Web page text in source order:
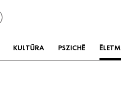
KULTÚRA PSZICHÉ